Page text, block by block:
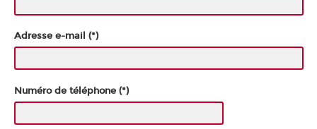
Adresse e-mail (*)
Numéro de téléphone (*)